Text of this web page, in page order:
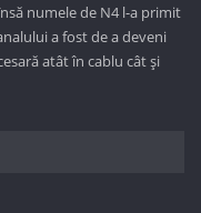
numele de N4 l-a primit
a fost de a deveni
atât în cablu cât și